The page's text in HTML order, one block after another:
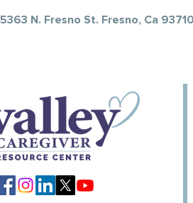
5363 N. Fresno St. Fresno, Ca 93710